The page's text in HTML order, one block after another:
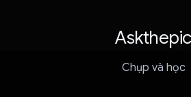
Askthepic
Chụp và học